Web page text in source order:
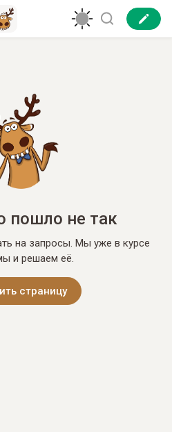
пошло не так
на запросы. Мы уже в курсе
и решаем её.
страницу